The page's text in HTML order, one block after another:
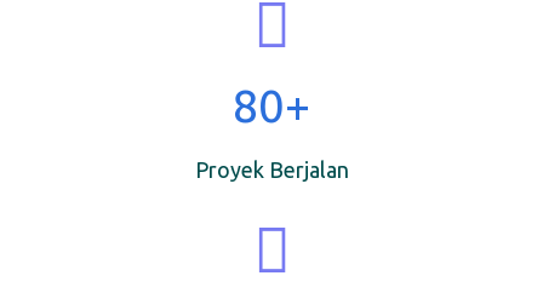
80+
Proyek Berjalan